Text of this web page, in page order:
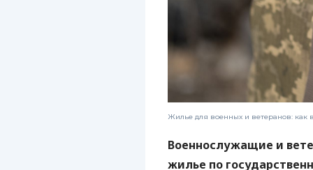
Жилье для военных и ветеранов: как
Военнослужащие и
жилье по